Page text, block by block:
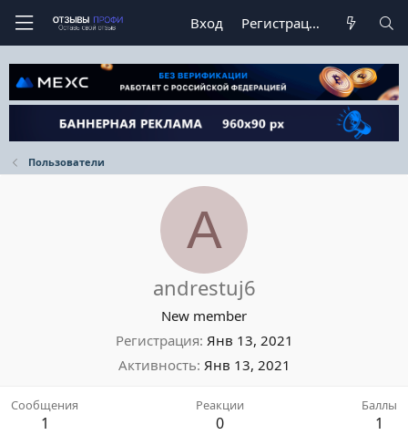
Вход Регистрация
Пользователи
A
andrestuj6
New member
Регистрация Янв 13, 2021
Активность Янв 13, 2021
Сообщения
1
Реакции
0
Баллы
1